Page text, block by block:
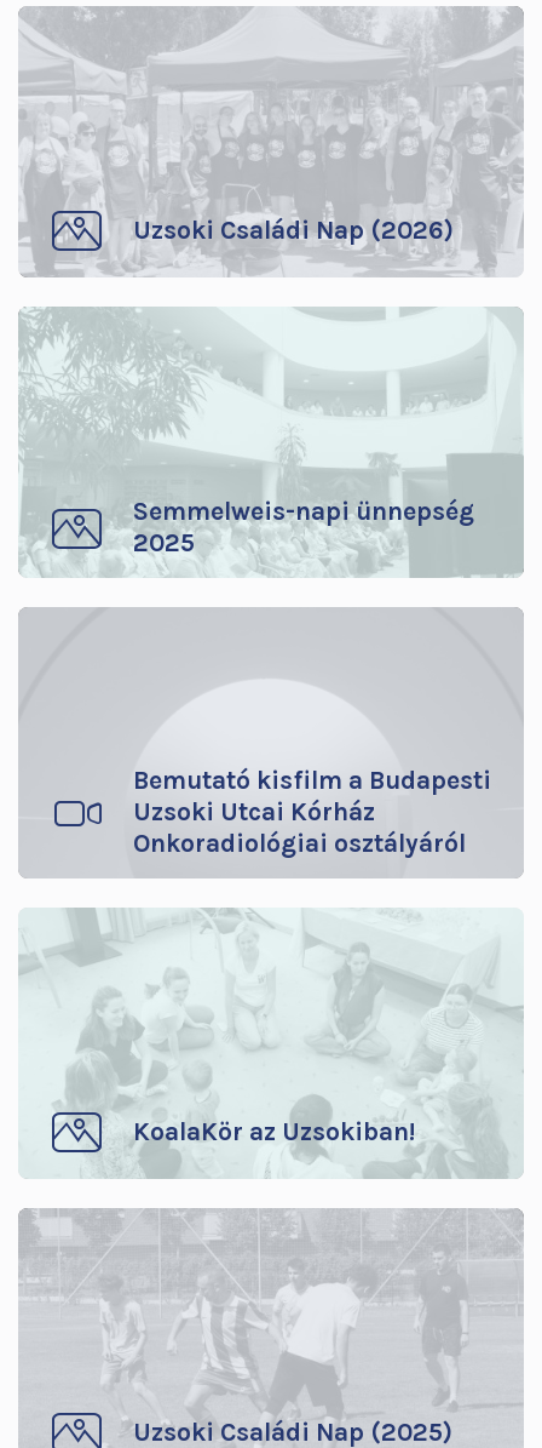
Uzsoki Családi Nap (2026)
Semmelweis-napi ünnepség
2025
Bemutató kisfilm a Budapesti
Uzsoki Utcai Kórház
Onkoradiológiai osztályáról
KoalaKör az Uzsokiban!
Uzsoki Családi Nap (2025)